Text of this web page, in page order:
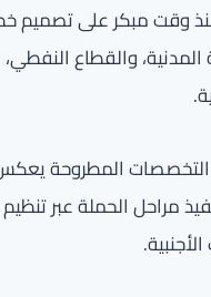
وقت مبكر على تصميم
والقطاع
التخصصات المطروحة
مراحل الحملة عبر